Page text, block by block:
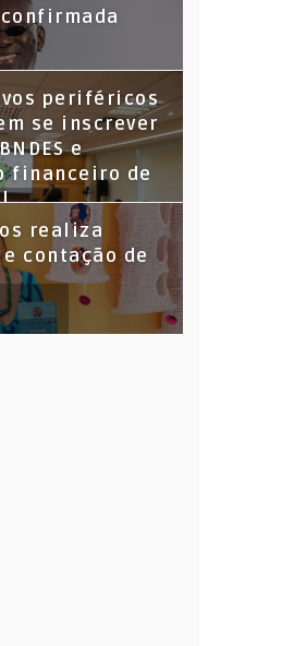
periféricos
se inscrever
e
financeiro de
realiza
contação de